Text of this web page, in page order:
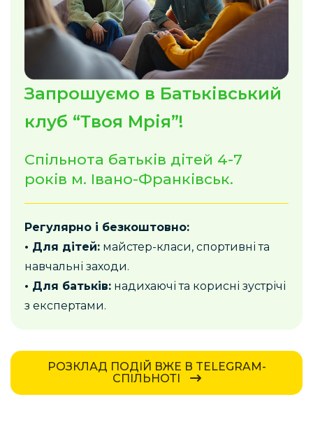
Запрошуємо в Батьківський
клуб “Твоя Мрія”!
Спільнота батьків дітей 4-7
років м. Івано-Франківськ.
Регулярно і безкоштовно:
• Для дітей: майстер-класи, спортивні та
навчальні заходи.
• Для батьків: надихаючі та корисні зустрічі
з експертами.
РОЗКЛАД ПОДІЙ ВЖЕ В TELEGRAM-
СПІЛЬНОТІ